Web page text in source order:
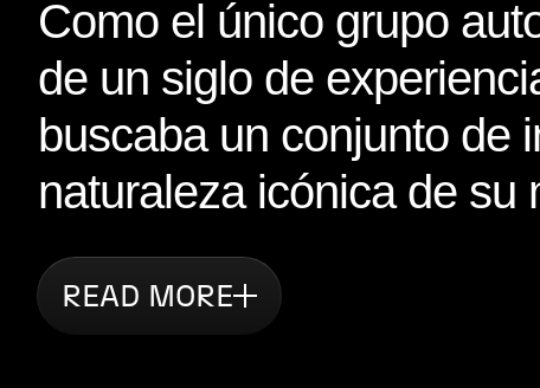
Como el único grupo
de un siglo de
buscaba un conjunto de
naturaleza icónica de su
READ MORE